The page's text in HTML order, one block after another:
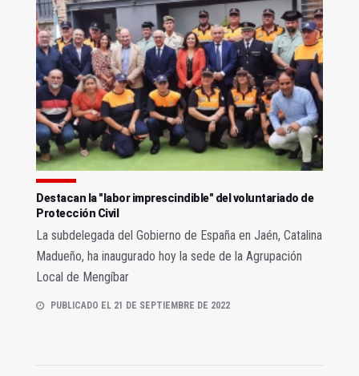
Destacan la "labor imprescindible" del voluntariado de
Protección Civil
La subdelegada del Gobierno de España en Jaén, Catalina
Madueño, ha inaugurado hoy la sede de la Agrupación
Local de Mengíbar
PUBLICADO EL 21 DE SEPTIEMBRE DE 2022